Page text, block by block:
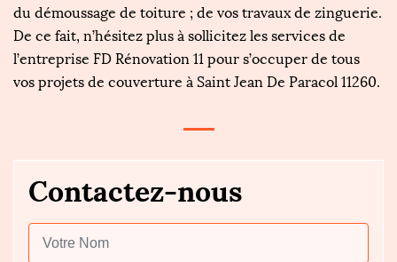
du démoussage de toiture ; de vos travaux de zinguerie.
De ce fait, n’hésitez plus à sollicitez les services de
l’entreprise FD Rénovation 11 pour s’occuper de tous
vos projets de couverture à Saint Jean De Paracol 11260.
Contactez-nous